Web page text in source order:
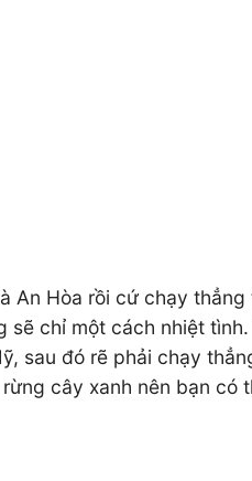
An Hòa rồi cứ chạy thẳng
sẽ chỉ một cách nhiệt
sau đó rẽ phải chạy
cây xanh nên bạn có